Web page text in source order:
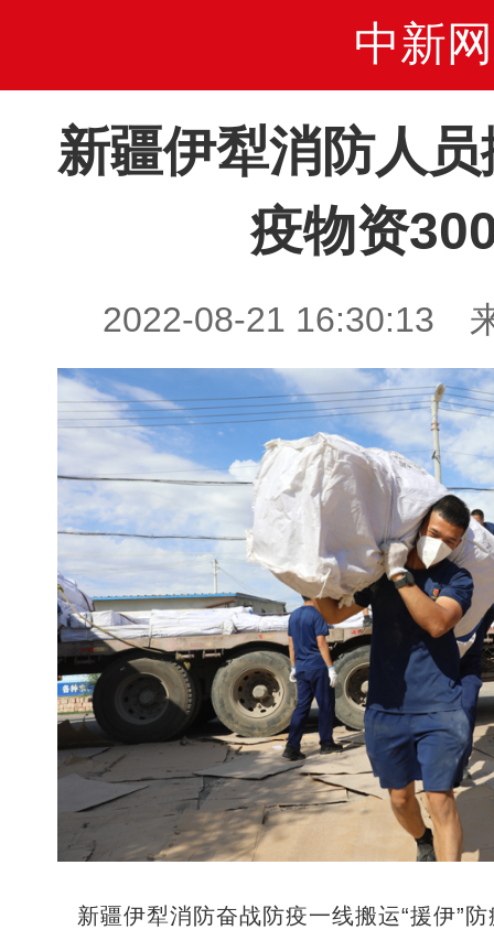
中新网
新疆伊犁消防人
疫物资
2022-08-21 16:30:13
新疆伊犁消防奋战防疫一线搬运“援伊”